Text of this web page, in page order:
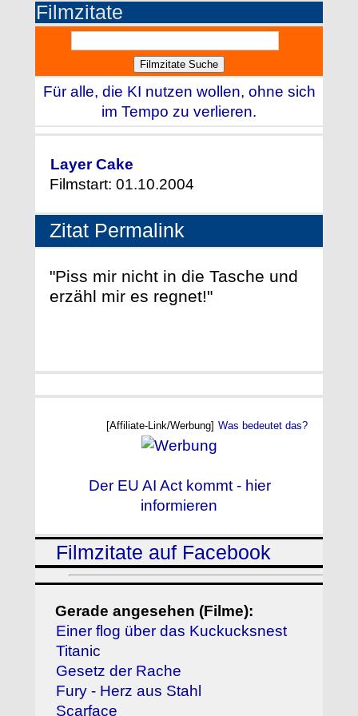
Filmzitate
Für alle, die KI nutzen wollen, ohne sich
im Tempo zu verlieren.
Layer Cake
Filmstart: 01.10.2004
Zitat Permalink
"Piss mir nicht in die Tasche und
erzähl mir es regnet!"
[Affiliate-Link/Werbung] Was bedeutet das?
Der EU AI Act kommt - hier
informieren
Filmzitate auf Facebook
Gerade angesehen (Filme):
Einer flog über das Kuckucksnest
Titanic
Gesetz der Rache
Fury - Herz aus Stahl
Scarface